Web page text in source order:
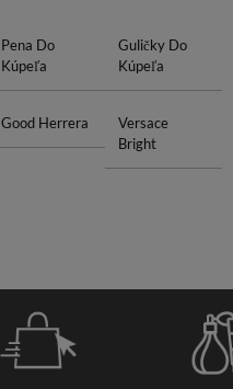
Pena Do
Kúpeľa
Guličky Do
Kúpeľa
Good Herrera
Versace
Bright